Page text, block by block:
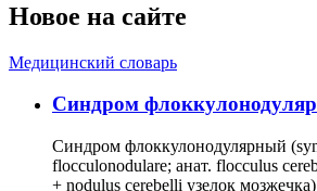
Новое на сайте
Медицинский словарь
Cиндром
Синдром флоккулонодулярный
flocculonodulare; анат. flocculus
+ nodulus cerebelli узелок мозжечка)